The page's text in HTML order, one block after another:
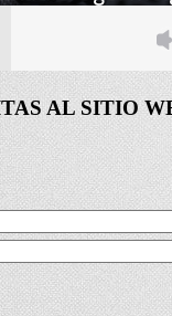
AL SITIO